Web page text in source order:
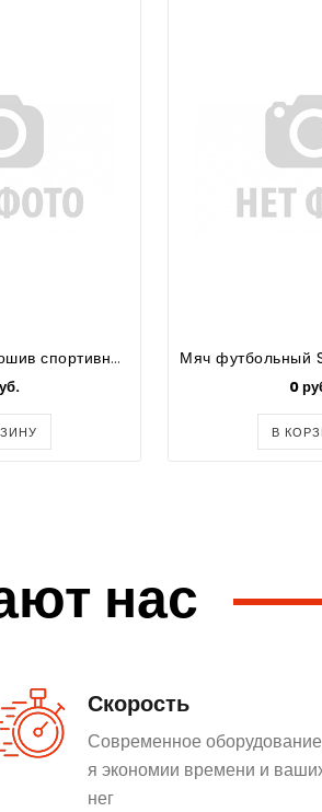
Предоплата за пошив спортивной одежды
0
В
нас
Скорость
Современное
я экономии времени и
нег